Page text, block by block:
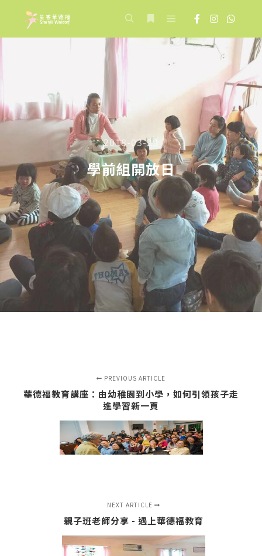
2018-03-29
學前組開放日
PREVIOUS ARTICLE
華德福教育講座：由幼稚園到小學，如何引領孩子走
進學習新一頁
NEXT ARTICLE
親子班老師分享 - 遇上華德福教育